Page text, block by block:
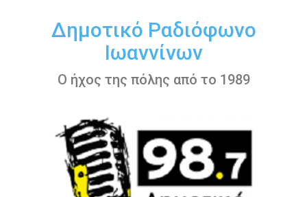
περιεχόμενοΔημοτικό Ραδιόφωνο
Ιωαννίνων
Ο ήχος της πόλης από το 1989